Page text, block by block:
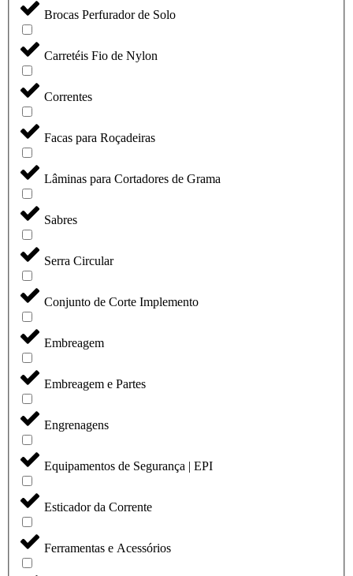
Brocas Perfurador de Solo
Carretéis Fio de Nylon
Correntes
Facas para Roçadeiras
Lâminas para Cortadores de Grama
Sabres
Serra Circular
Conjunto de Corte Implemento
Embreagem
Embreagem e Partes
Engrenagens
Equipamentos de Segurança | EPI
Esticador da Corrente
Ferramentas e Acessórios